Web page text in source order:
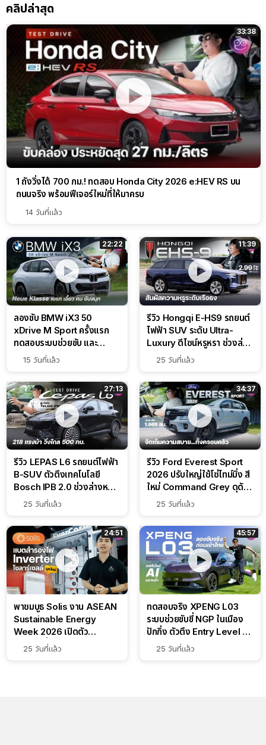
คลิปล่าสุด
33:38
1 ถังวิ่งได้ 700 กม.! ทดสอบ Honda City 2026 e:HEV RS บน
ถนนจริง พร้อมฟีเจอร์ใหม่ที่ให้มาครบ
14 วันที่แล้ว
22:22
ลองขับ BMW iX3 50
xDrive M Sport ครั้งแรก
ทดสอบระบบช่วยขับ และ
Performance แบบจัดเต็มใน
15 วันที่แล้ว
11:39
รีวิว Hongqi E-HS9 รถยนต์
ไฟฟ้า SUV ระดับ Ultra-
Luxury ดีไซน์หรูหรา ช่วงล่าง
CDC นุ่มหนึบเหนือระดับ
25 วันที่แล้ว
27:13
รีวิว LEPAS L6 รถยนต์ไฟฟ้า
B-SUV ตัวตึงเทคโนโลยี
Bosch IPB 2.0 ช่วงล่างหนึบ
ลุ้นราคา 7 แสนต้น
25 วันที่แล้ว
34:37
รีวิว Ford Everest Sport
2026 ปรับใหญ่ใช้โซ่ไทม์มิ่ง สี
ใหม่ Command Grey ดุดัน
สไตล์ครอบครัวสายลุย
25 วันที่แล้ว
24:51
พาชมบูธ Solis งาน ASEAN
Sustainable Energy
Week 2026 เปิดตัว
แบตเตอรี่ IntelliHouse และ
25 วันที่แล้ว
45:57
ทดสอบจริง XPENG L03
ระบบช่วยขับขี่ NGP ในเมือง
ปักกิ่ง ตัวตึง Entry Level ที่
ทำได้เกินตัว
25 วันที่แล้ว